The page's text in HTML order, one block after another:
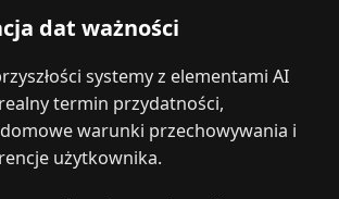
dat ważności
systemy z elementami AI
termin przydatności,
warunki przechowywania i
użytkownika.